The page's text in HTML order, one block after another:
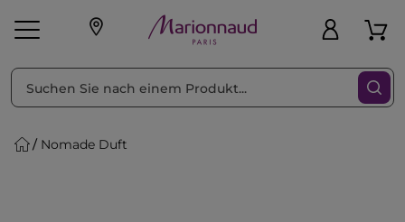
Geschenke
Nomade Duft
sortieren nach Filter